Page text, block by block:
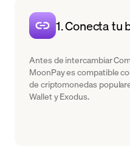
1. Conecta tu
Antes de intercambiar
MoonPay es compatible
de criptomonedas
Wallet y Exodus.